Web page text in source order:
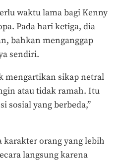
waktu lama bagi Kenny
Pada hari ketiga, dia
bahkan menganggap
sendiri.
mengartikan sikap netral
atau tidak ramah. Itu
sosial yang berbeda,”
karakter orang yang lebih
langsung karena